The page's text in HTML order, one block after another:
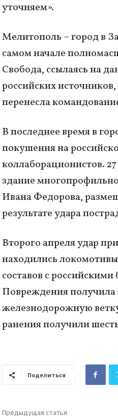
уточняем».
Мелитополь – город в
самом начале
Свобода, ссылаясь на
российских
перенесла
В последнее время в
покушения на
коллаборационистов.
здание
Ивана Федорова,
результате удара
Второго апреля удар
находились
составов с
Повреждения
железнодорожную
ранения получили
Поделиться
Предыдущая статья